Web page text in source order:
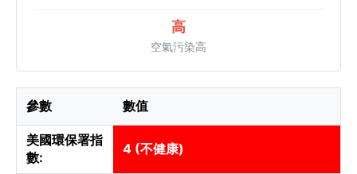
高
空氣污染高
參數 數值
美國環保署指
數:
4 (不健康)